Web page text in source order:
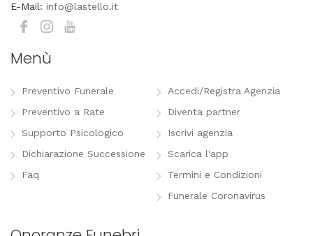
E-Mail: info@lastello.it
Menù
Preventivo Funerale
Preventivo a Rate
Supporto Psicologico
Dichiarazione Successione
Faq
Accedi/Registra Agenzia
Diventa partner
Iscrivi agenzia
Scarica l'app
Termini e Condizioni
Funerale Coronavirus